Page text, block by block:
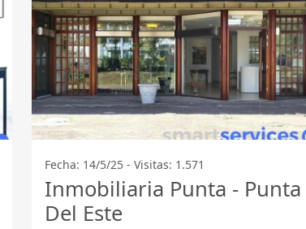
Fecha: 14/5/25 - Visitas: 1.571
Inmobiliaria Punta - Punta
Del Este